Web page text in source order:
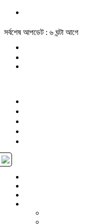
সর্বশেষ আপডেট : ৬ ঘন্টা আগে